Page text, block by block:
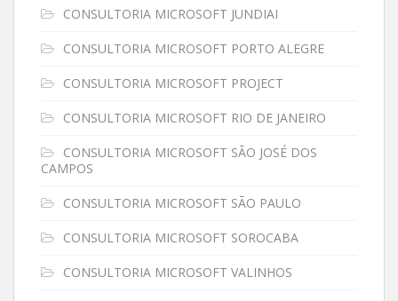
CONSULTORIA MICROSOFT JUNDIAI
CONSULTORIA MICROSOFT PORTO ALEGRE
CONSULTORIA MICROSOFT PROJECT
CONSULTORIA MICROSOFT RIO DE JANEIRO
CONSULTORIA MICROSOFT SÃO JOSÉ DOS
CAMPOS
CONSULTORIA MICROSOFT SÃO PAULO
CONSULTORIA MICROSOFT SOROCABA
CONSULTORIA MICROSOFT VALINHOS